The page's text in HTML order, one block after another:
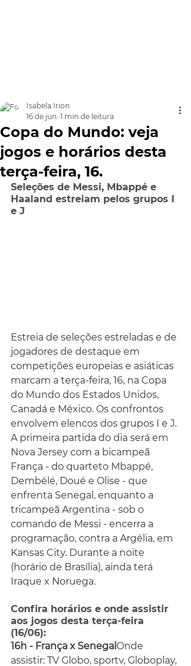
Copa do Mundo: veja
jogos e horários desta
terça-feira, 16.
Isabela Irion
16 de jun. 1 min de leitura
Seleções de Messi, Mbappé e
Haaland estreiam pelos grupos I
e J
Estreia de seleções estreladas e de
jogadores de destaque em
competições europeias e asiáticas
marcam a terça-feira, 16, na Copa
do Mundo dos Estados Unidos,
Canadá e México. Os confrontos
envolvem elencos dos grupos I e J.
A primeira partida do dia será em
Nova Jersey com a bicampeã
França - do quarteto Mbappé,
Dembélé, Doué e Olise - que
enfrenta Senegal, enquanto a
tricampeã Argentina - sob o
comando de Messi - encerra a
programação, contra a Argélia, em
Kansas City. Durante a noite
(horário de Brasília), ainda terá
Iraque x Noruega.
Confira horários e onde assistir
aos jogos desta terça-feira
(16/06):
16h - França x Senegal Onde
assistir: TV Globo, sportv, Globoplay,